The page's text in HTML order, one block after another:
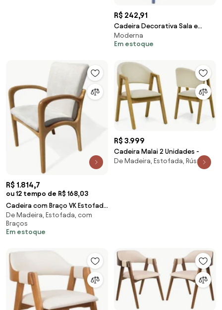
R$ 242,91
Cadeira Decorativa Sala e
Cozinha Feliti (PP) Azul Caribe
G56 - Gran Belo
Moderna
Em estoque
R$ 1.814,7
ou 12 tempo de R$ 168,03
Cadeira com Braço VK Estofada
Madeira Maciça Design by
Vladimir Kagan
De Madeira, Estofada, com
Braços
Em estoque
R$ 3.999
Cadeira Malai 2 Unidades -
De Madeira, Estofada, Rústica